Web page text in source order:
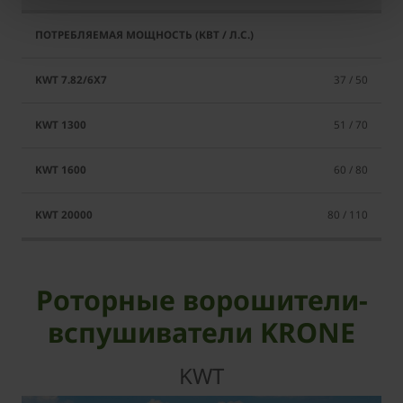
37 / 50
51 / 70
60 / 80
80 / 110
Роторные ворошители-
вспушиватели KRONE
KWT